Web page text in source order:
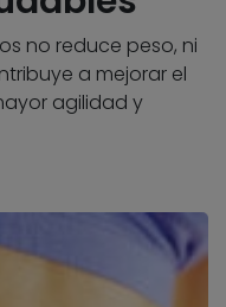
no reduce peso, ni
a mejorar el
agilidad y